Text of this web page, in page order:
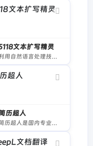
功能需开通会
99.2%。
文本扩写精灵
利用自然语言处理技术快速生成高质量专业性强文本的工具
历超人
简历超人是国内专业大学生简历制作平台,提供海量个人精美简历模板免费领取下载,上千套风格可选,包含doc、docx、wps三种word文档格式,有颜又有料，让你的简历人见人爱...